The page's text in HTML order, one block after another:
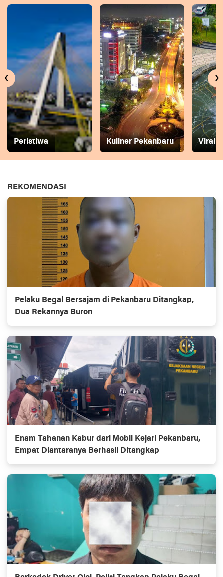
Peristiwa Kuliner Pekanbaru Viral
‹ ›
REKOMENDASI
Pelaku Begal Bersajam di Pekanbaru Ditangkap,
Dua Rekannya Buron
Enam Tahanan Kabur dari Mobil Kejari Pekanbaru,
Empat Diantaranya Berhasil Ditangkap